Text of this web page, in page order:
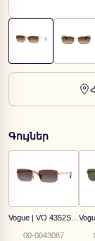
Գույներ
00-0043087